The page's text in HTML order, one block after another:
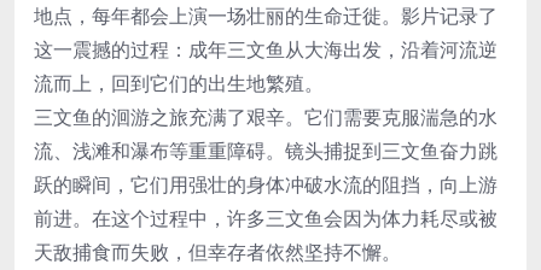
地点，每年都会上演一场壮丽的生命迁徙。影片记录了
这一震撼的过程：成年三文鱼从大海出发，沿着河流逆
流而上，回到它们的出生地繁殖。
三文鱼的洄游之旅充满了艰辛。它们需要克服湍急的水
流、浅滩和瀑布等重重障碍。镜头捕捉到三文鱼奋力跳
跃的瞬间，它们用强壮的身体冲破水流的阻挡，向上游
前进。在这个过程中，许多三文鱼会因为体力耗尽或被
天敌捕食而失败，但幸存者依然坚持不懈。